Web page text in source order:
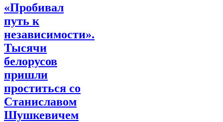
«Пробивал
путь к
независимости».
Тысячи
белорусов
пришли
проститься со
Станиславом
Шушкевичем